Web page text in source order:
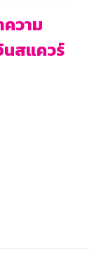
ความ
นสแควร์